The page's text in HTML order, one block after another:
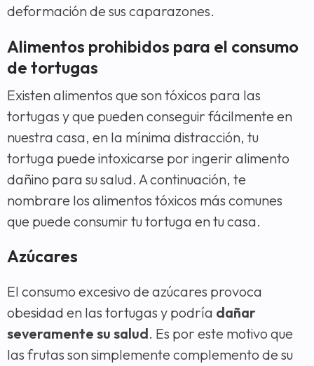
deformación de sus caparazones.
Alimentos prohibidos para el consumo
de tortugas
Existen alimentos que son tóxicos para las
tortugas y que pueden conseguir fácilmente en
nuestra casa, en la mínima distracción, tu
tortuga puede intoxicarse por ingerir alimento
dañino para su salud. A continuación, te
nombrare los alimentos tóxicos más comunes
que puede consumir tu tortuga en tu casa.
Azúcares
El consumo excesivo de azúcares provoca
obesidad en las tortugas y podría dañar
severamente su salud. Es por este motivo que
las frutas son simplemente complemento de su